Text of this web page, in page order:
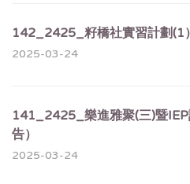
142_2425_籽橋社實習計劃(1
2025-03-24
141_2425_樂進雅聚(三)暨
告）
2025-03-24